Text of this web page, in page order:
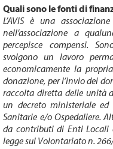
Quali sono le fonti di
L’AVIS è una
nell’associazione a
percepisce compensi.
svolgono un lavoro
economicamente la
donazione, per l’invio dei
raccolta diretta delle unità
un decreto ministeriale ed
Sanitarie e/o Ospedaliere.
da contributi di Enti Locali
legge sul Volontariato n.